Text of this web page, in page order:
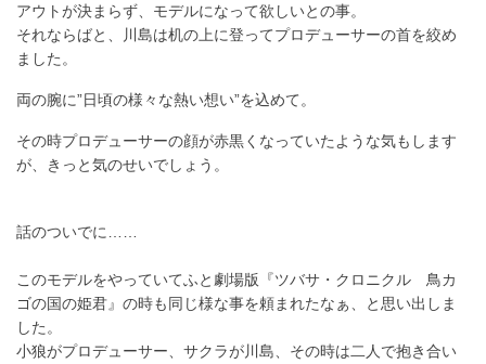
アウトが決まらず、モデルになって欲しいとの事。
それならばと、川島は机の上に登ってプロデューサーの首を絞め
ました。
両の腕に”日頃の様々な熱い想い”を込めて。
その時プロデューサーの顔が赤黒くなっていたような気もします
が、きっと気のせいでしょう。
話のついでに……
このモデルをやっていてふと劇場版『ツバサ・クロニクル 鳥カ
ゴの国の姫君』の時も同じ様な事を頼まれたなぁ、と思い出しま
した。
小狼がプロデューサー、サクラが川島、その時は二人で抱き合い